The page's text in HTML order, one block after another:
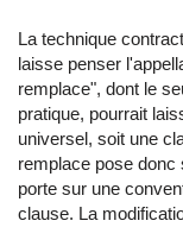
La technique
laisse penser
remplace", dont le
pratique, pourrait
universel, soit une
remplace pose donc
porte sur une
clause. La